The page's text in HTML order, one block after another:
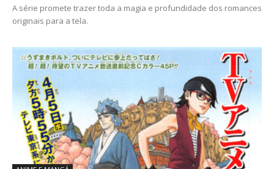
A série promete trazer toda a magia e profundidade dos romances
originais para a tela.